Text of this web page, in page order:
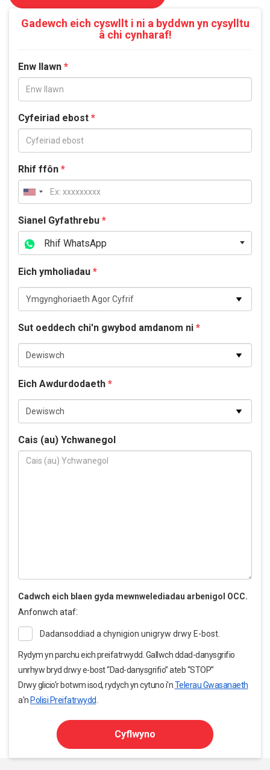
Gadewch eich cyswllt i ni a byddwn yn cysylltu
â chi cynharaf!
Enw llawn *
Cyfeiriad ebost *
Rhif ffôn *
Sianel Gyfathrebu *
Rhif WhatsApp
Eich ymholiadau *
Sut oeddech chi'n gwybod amdanom ni *
Eich Awdurdodaeth *
Cais (au) Ychwanegol
Cadwch eich blaen gyda mewnwelediadau arbenigol OCC.
Anfonwch ataf:
Dadansoddiad a chynigion unigryw drwy E-bost.
Rydym yn parchu eich preifatrwydd. Gallwch ddad-danysgrifio
unrhyw bryd drwy e-bost “Dad-danysgrifio” ateb “STOP”
Drwy glicio'r botwm isod, rydych yn cytuno i'nTelerau Gwasanaeth
a'n Polisi Preifatrwydd
Cyflwyno